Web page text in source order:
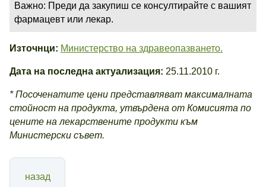
Важно: Преди да закупиш се консултирайте с вашият
фармацевт или лекар.
Източнци: Министерство на здравеопазването.
Дата на последна актуализация: 25.11.2010 г.
* Посоченатите цени представляват максималната
стойност на продукта, утвърдена от Комисията по
цените на лекарствените продукти към
Министерски съвет.
назад